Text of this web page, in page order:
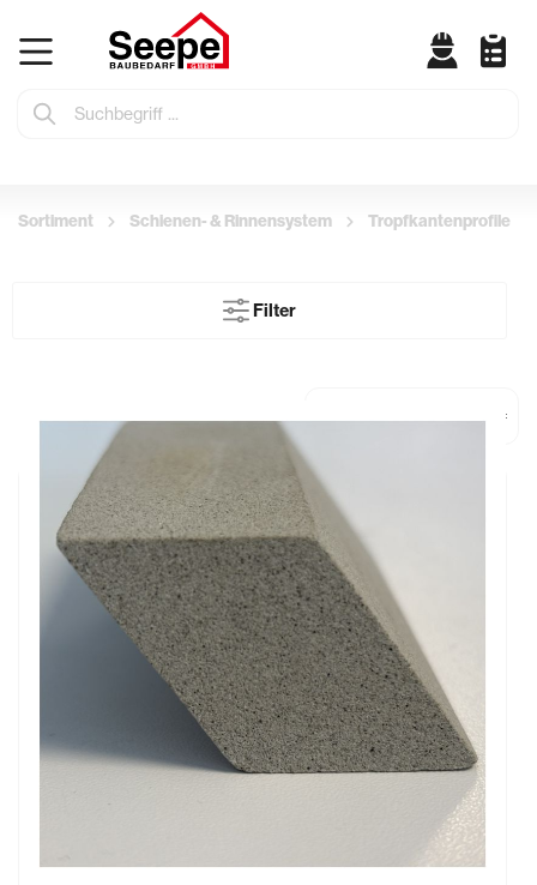
Sortiment Schienen- & Rinnensystem Tropfkantenprofile
Filter
Abtropfprofil, Typ A30, 1.000 x 30 x 50 (LxBxH)